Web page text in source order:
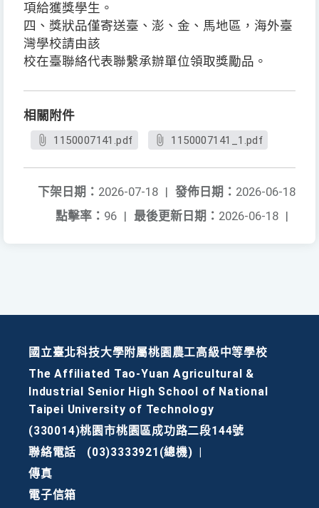
項給獲獎學生。
四、獎狀品僅寄送臺、澎、金、馬地區，海外臺
灣學校請由該
校在臺聯絡代表聯繫承辦單位領取獎勵品。
相關附件
1150007141.pdf 1150007141_1.pdf
發佈日期： 2026-06-18
下架日期： 2026-07-18 |
最後更新日期： 2026-06-18 |
點擊率： 96 |
國立臺北科技大學附屬桃園農工高級中等學校
The Affiliated Tao-Yuan Agricultural &
Industrial Senior High School of National
Taipei University of Technology
(330014)桃園市桃園區成功路二段144號
聯絡電話
(03)3333921(總機)
傳真
電子信箱